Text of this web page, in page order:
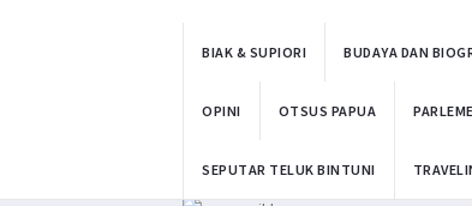
BIAK & SUPIORI BUDAYA DAN
OPINI OTSUS PAPUA
SEPUTAR TELUK BINTUNI